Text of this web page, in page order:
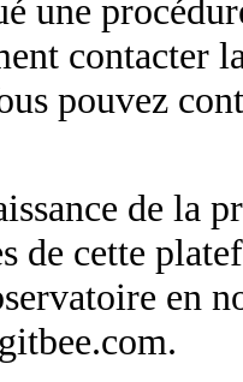
une
contacter
pouvez
de la
de cette
en